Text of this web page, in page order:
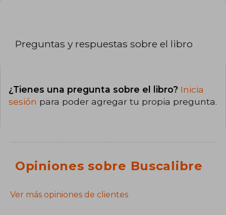
Preguntas y respuestas sobre el libro
¿Tienes una pregunta sobre el libro? Inicia
sesión para poder agregar tu propia pregunta.
Opiniones sobre Buscalibre
Ver más opiniones de clientes